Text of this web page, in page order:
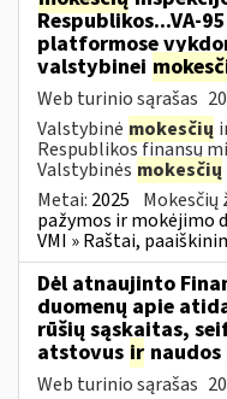
Respublikos...VA-
platformose
valstybinei
Web turinio sąrašas
Valstybinė mokesčių
Respublikos finansų
Valstybinės mokesčių
Metai: 2025
pažymos ir mokėjimo
VMI » Raštai,
Dėl atnaujinto
duomenų apie
rūšių sąskaitas,
atstovus ir naudos
Web turinio sąrašas